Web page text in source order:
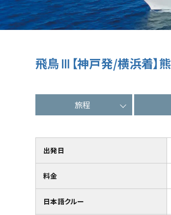
飛鳥Ⅲ【神戸発/横浜着】
旅程
出発日
料金
日本語クルー